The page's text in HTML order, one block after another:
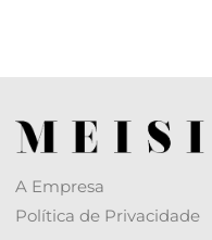
A Empresa
Política de Privacidade